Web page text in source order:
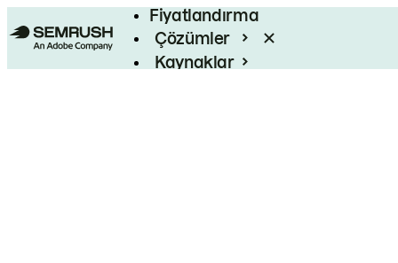
Fiyatlandırma
Çözümler
Kaynaklar